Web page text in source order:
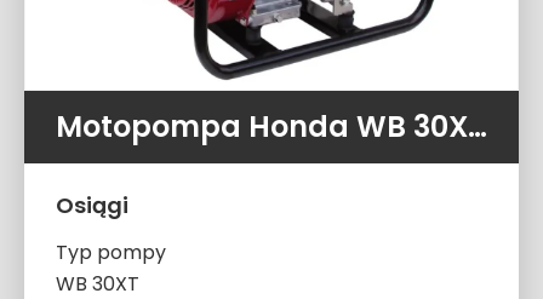
Motopompa Honda WB 30XT (1100 l/min 2,3 atm)
Osiągi
Typ pompy
WB 30XT